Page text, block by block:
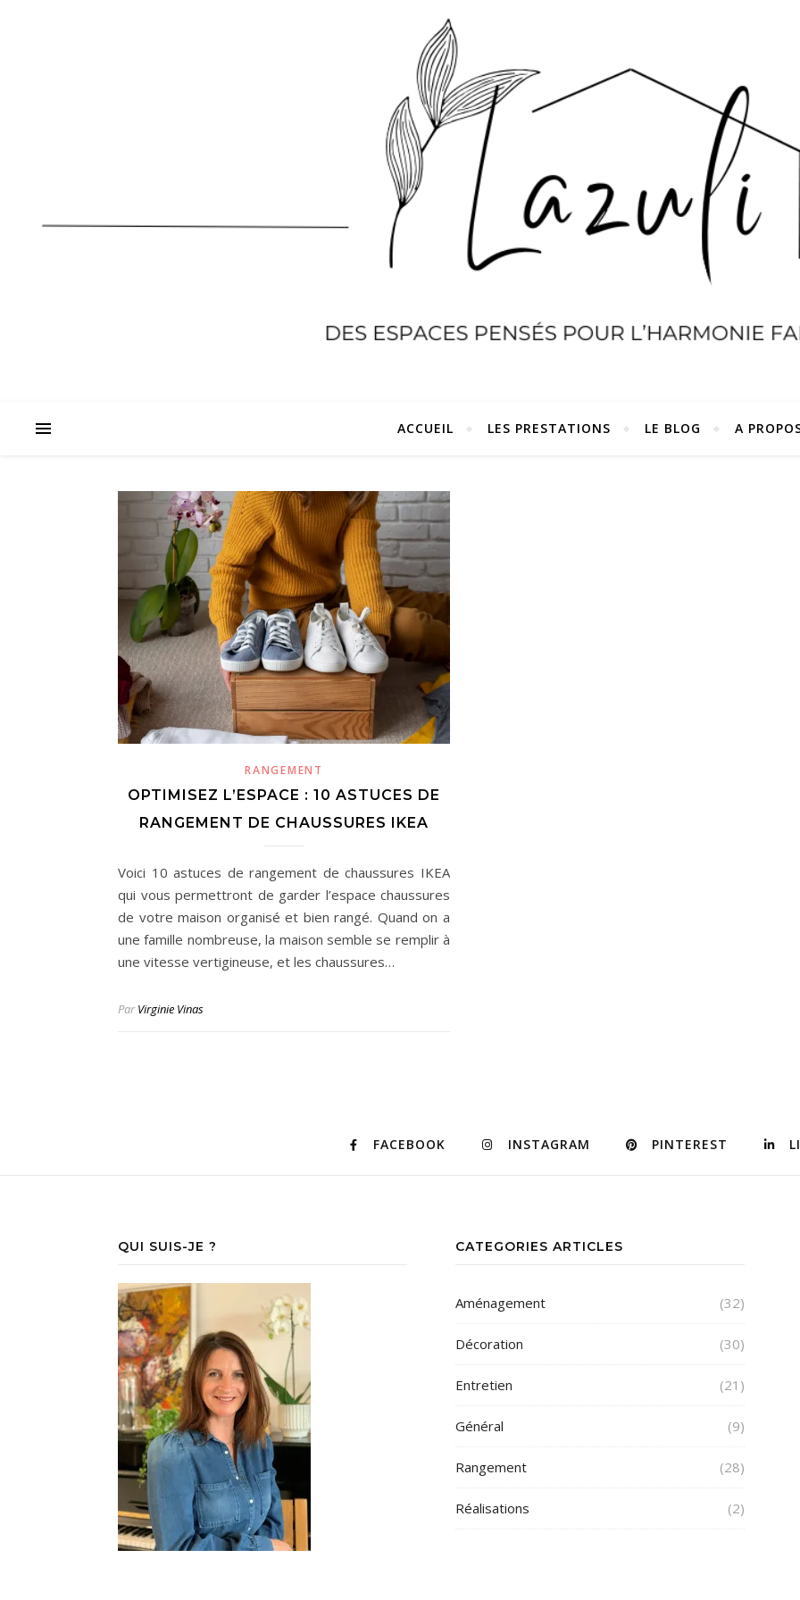
ACCUEIL LES PRESTATIONS LE BLOG A
RANGEMENT
OPTIMISEZ L’ESPACE : 10 ASTUCES DE
RANGEMENT DE CHAUSSURES IKEA
Voici 10 astuces de rangement de chaussures IKEA
qui vous permettront de garder l’espace chaussures
de votre maison organisé et bien rangé. Quand on a
une famille nombreuse, la maison semble se remplir à
une vitesse vertigineuse, et les chaussures…
ParVirginie Vinas
FACEBOOK INSTAGRAM PINTEREST
QUI SUIS-JE ? CATEGORIES ARTICLES
Aménagement (32)
Décoration (30)
Entretien (21)
Général (9)
Rangement (28)
Réalisations (2)